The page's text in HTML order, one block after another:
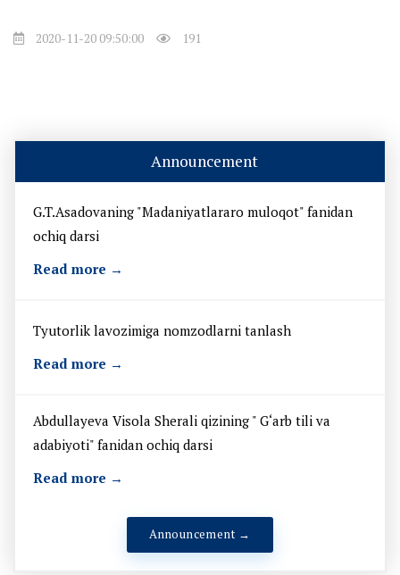
2020-11-20 09:50:00 191
Announcement
G.T.Asadovaning "Madaniyatlararo muloqot" fanidan
ochiq darsi
Read more →
Tyutorlik lavozimiga nomzodlarni tanlash
Read more →
Abdullayeva Visola Sherali qizining " G‘arb tili va
adabiyoti" fanidan ochiq darsi
Read more →
Announcement →